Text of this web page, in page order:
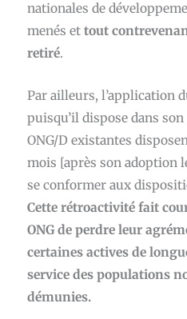
nationales de
menés et tout
retiré.
Par ailleurs, l’application
puisqu’il dispose dans
ONG/D existantes
mois [après son adoption
se conformer aux
Cette rétroactivité fait
ONG de perdre leur
certaines actives de
service des populations
démunies.